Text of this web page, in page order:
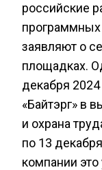
российские
программных
заявляют о
площадках.
декабря
«Байтэрг» в
и охрана
по 13
компании